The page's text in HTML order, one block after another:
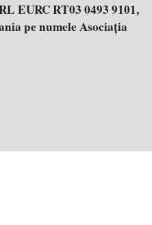
EURC RT03 0493 9101,
pe numele Asociația